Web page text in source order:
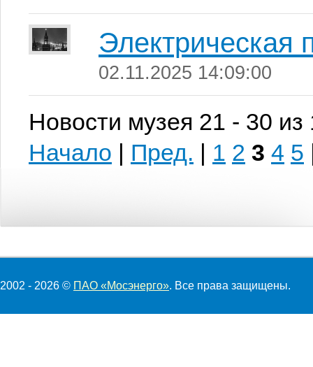
Электрическая
02.11.2025 14:09:00
Новости музея 21 - 30 из
Начало | Пред. | 1 2 3 4 5
2002 - 2026 © ПАО «Мосэнерго». Все права защищены.